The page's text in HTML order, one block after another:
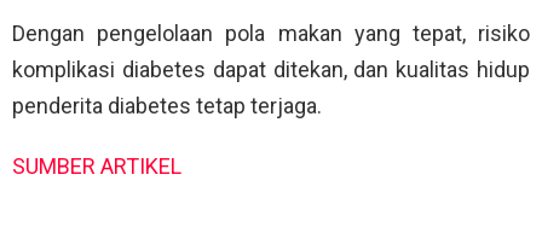
Dengan pengelolaan pola makan yang tepat, risiko
komplikasi diabetes dapat ditekan, dan kualitas hidup
penderita diabetes tetap terjaga.
SUMBER ARTIKEL